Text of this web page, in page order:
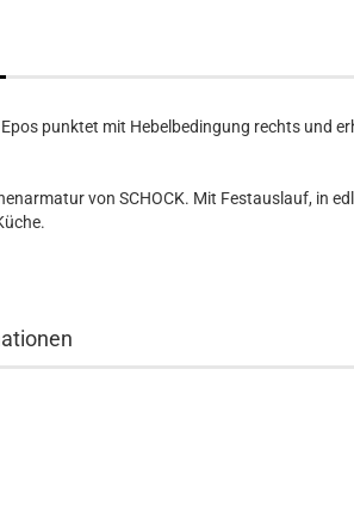
Epos punktet mit Hebelbedingung rechts und
von SCHOCK. Mit Festauslauf, in